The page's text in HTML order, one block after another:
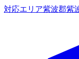
対応エリア紫波郡紫